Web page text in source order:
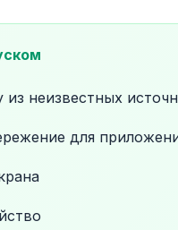
из неизвестных
для